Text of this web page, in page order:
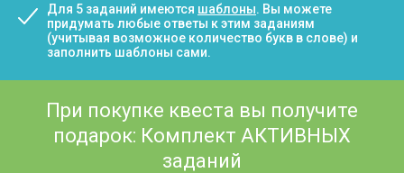
Для 5 заданий имеются шаблоны. Вы можете
придумать любые ответы к этим заданиям
(учитывая возможное количество букв в слове) и
заполнить шаблоны сами.
При покупке квеста вы получите
подарок: Комплект АКТИВНЫХ
заданий